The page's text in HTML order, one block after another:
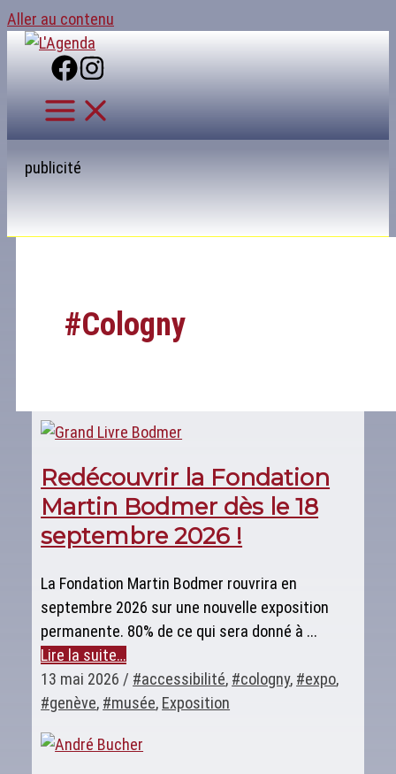
Aller au contenu
publicité
#cologny
Redécouvrir la Fondation
Martin Bodmer dès le 18
septembre 2026 !
La Fondation Martin Bodmer rouvrira en
septembre 2026 sur une nouvelle exposition
permanente. 80% de ce qui sera donné à ...
Lire la suite…
13 mai 2026 / #accessibilité, #cologny, #expo,
#genève, #musée, Exposition